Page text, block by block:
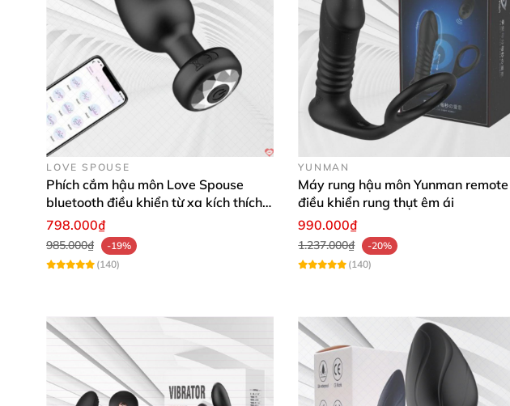
LOVE SPOUSE
Phích cắm hậu môn Love Spouse
bluetooth điều khiển từ xa kích thích
tiện lợi
798.000₫
985.000₫
-19%
(140)
YUNMAN
Máy rung hậu môn Yunman remote
điều khiển rung thụt êm ái
990.000₫
1.237.000₫
-20%
(140)